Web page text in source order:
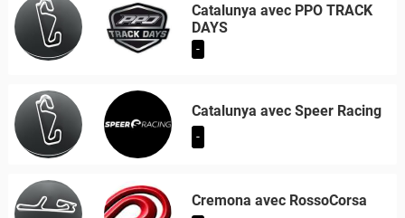
Catalunya avec PPO TRACK
DAYS
-
Catalunya avec Speer Racing
-
Cremona avec RossoCorsa